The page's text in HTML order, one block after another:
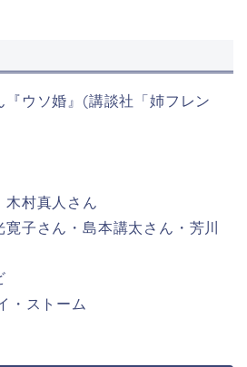
『ウソ婚』(講談社「姉フレン
木村真人さん
寛子 さん・島本講太 さん・ 芳川
・ストーム